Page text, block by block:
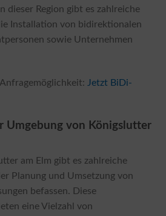
dieser Region gibt es zahlreiche
Installation von bidirektionalen
sowie Unternehmen
Jetzt BiDi-
Umgebung von Königslutter
am Elm gibt es zahlreiche
Planung und Umsetzung von
befassen. Diese
eine Vielzahl von